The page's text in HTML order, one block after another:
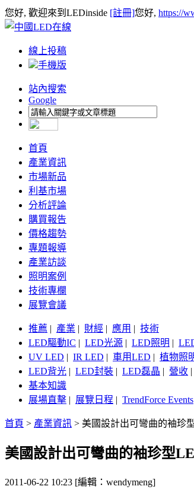
您好, 歡迎來到LEDinside [註冊]您好, https://
線上投稿
手機版
站內搜索
Google
首頁
產業資訊
市場新品
利基市場
分析評論
購買報告
價格趨勢
專題報導
產業訪談
照明案例
技術專欄
展覽會議
推薦 | 產業 | 財經 | 應用 | 技術
LED驅動IC | LED光源 | LED照明 |
UV LED | IR LED | 車用LED | 植物照
LED背光 | LED封裝 | LED磊晶 | 營收 |
基本知識
展場直擊 | 展覽日程 | TrendForce Events
首頁 > 產業資訊 > 美國設計出可彎曲的袖珍
美國設計出可彎曲的袖珍型
2011-06-22 10:23 [編輯：wendymeng]